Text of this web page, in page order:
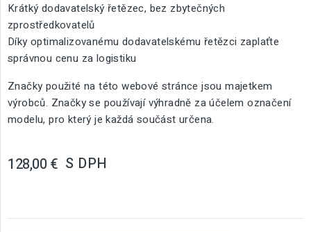
Krátký dodavatelský řetězec, bez zbytečných
zprostředkovatelů
Díky optimalizovanému dodavatelskému řetězci zaplaťte
správnou cenu za logistiku
Značky použité na této webové stránce jsou majetkem
výrobců. Značky se používají výhradně za účelem označení
modelu, pro který je každá součást určena.
128,00 € S DPH